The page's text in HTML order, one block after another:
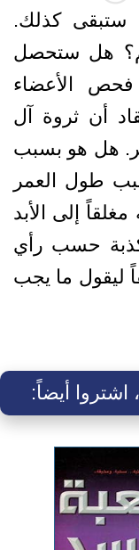
ستبقى كذلك.
هل ستحصل
الأعضاء
أن ثروة آل
هل هو بسبب
طول العمر
إلى الأبد
حسب رأي
ليقول ما يجب
اشتروا أيضاً: